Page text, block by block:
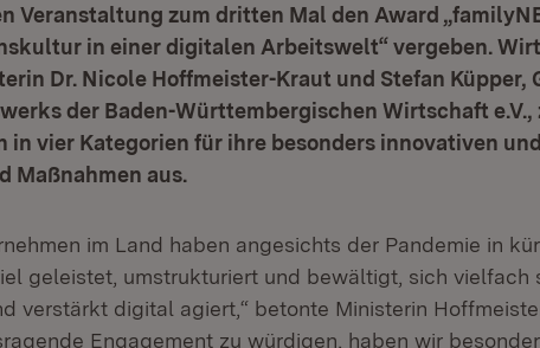
Veranstaltung zum dritten Mal den Award
in einer digitalen Arbeitswelt“ vergeben.
Dr. Nicole Hoffmeister-Kraut und Stefan Küpper,
der Baden-Württembergischen Wirtschaft
in vier Kategorien für ihre besonders innovativen
Maßnahmen aus.
im Land haben angesichts der Pandemie in
geleistet, umstrukturiert und bewältigt, sich vielfach
verstärkt digital agiert,“ betonte Ministerin
Engagement zu würdigen, haben wir